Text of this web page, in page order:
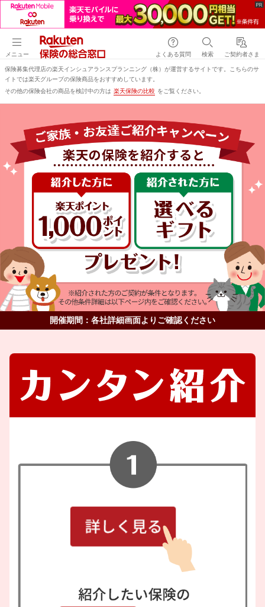
メニュー よくある質問 検索 ご契約者さま
保険募集代理店の楽天インシュアランスプランニング（株）が運営するサイトです。こちらのサ
イトでは楽天グループの保険商品をおすすめしています。
その他の保険会社の商品を検討中の方は 楽天保険の比較 をご覧ください。
開催期間：各社詳細画面よりご確認ください